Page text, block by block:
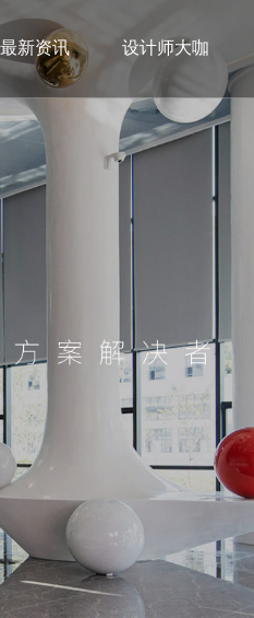
最新资讯 设计师大咖